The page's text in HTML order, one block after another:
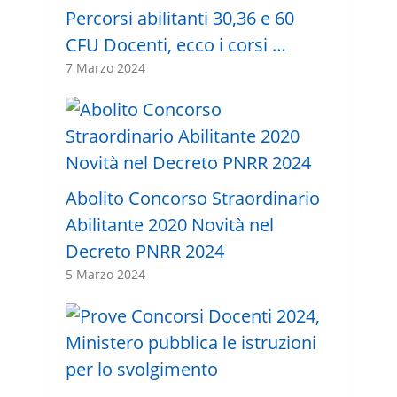
Percorsi abilitanti 30,36 e 60
CFU Docenti, ecco i corsi …
7 Marzo 2024
Abolito Concorso Straordinario
Abilitante 2020 Novità nel
Decreto PNRR 2024
5 Marzo 2024